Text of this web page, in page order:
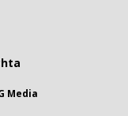
Media